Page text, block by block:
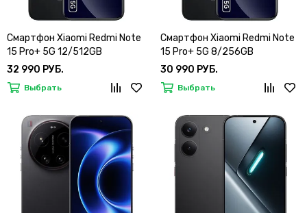
Смартфон Xiaomi Redmi Note
15 Pro+ 5G 12/512GB
32 990 РУБ.
Выбрать
Смартфон Xiaomi Redmi Note
15 Pro+ 5G 8/256GB
30 990 РУБ.
Выбрать